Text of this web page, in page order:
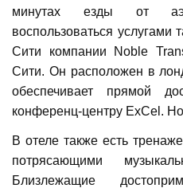
минутах езды от
воспользоваться услугами
Сити компании Noble
Сити. Он расположен в
обеспечивает прямой
конференц-центру ExCel.
В отеле также есть
потрясающими
Близлежащие